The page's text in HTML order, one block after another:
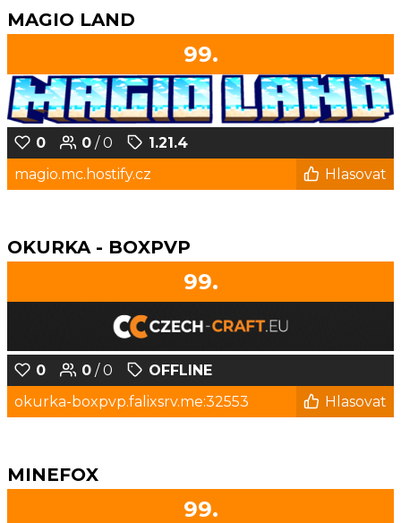
MAGIO LAND
99.
0 0 / 0
1.21.4
magio.mc.hostify.cz
Hlasovat
OKURKA - BOXPVP
99.
0 0 / 0
OFFLINE
okurka-boxpvp.falixsrv.me:32553
Hlasovat
MINEFOX
99.